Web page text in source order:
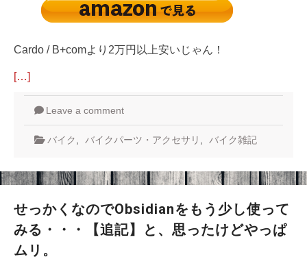
Cardo / B+comより2万円以上安いじゃん！
[…]
Leave a comment
バイク バイクパーツ・アクセサリ バイク雑記
せっかくなのでObsidianをもう少し使って
みる・・・【追記】と、思ったけどやっぱ
ムリ。